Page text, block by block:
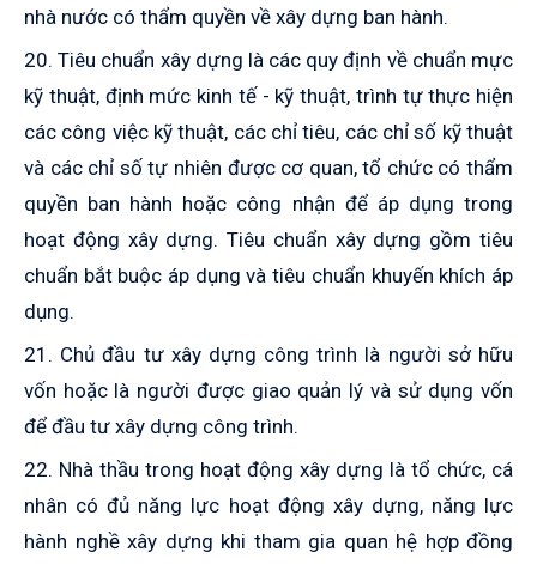
nhà nước có thẩm quyền về xây dựng ban hành.
20. Tiêu chuẩn xây dựng là các quy định về chuẩn mực
kỹ thuật, định mức kinh tế - kỹ thuật, trình tự thực hiện
các công việc kỹ thuật, các chỉ tiêu, các chỉ số kỹ thuật
và các chỉ số tự nhiên được cơ quan, tổ chức có thẩm
quyền ban hành hoặc công nhận để áp dụng trong
hoạt động xây dựng. Tiêu chuẩn xây dựng gồm tiêu
chuẩn bắt buộc áp dụng và tiêu chuẩn khuyến khích áp
dụng.
21. Chủ đầu tư xây dựng công trình là người sở hữu
vốn hoặc là người được giao quản lý và sử dụng vốn
để đầu tư xây dựng công trình.
22. Nhà thầu trong hoạt động xây dựng là tổ chức, cá
nhân có đủ năng lực hoạt động xây dựng, năng lực
hành nghề xây dựng khi tham gia quan hệ hợp đồng